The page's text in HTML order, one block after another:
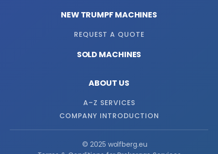
NEW TRUMPF MACHINES
REQUEST A QUOTE
SOLD MACHINES
ABOUT US
A–Z SERVICES
COMPANY INTRODUCTION
© 2025 wolfberg.eu